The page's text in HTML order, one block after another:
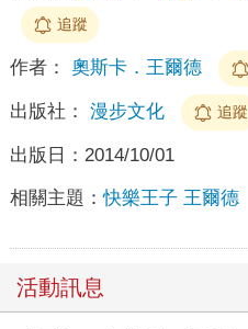
追蹤
作者： 奧斯卡．王爾德
出版社： 漫步文化 追蹤
出版日： 2014/10/01
相關主題：快樂王子 王爾德
活動訊息